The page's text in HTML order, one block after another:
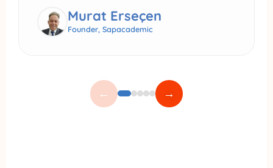
Murat Erseçen
Founder, Sapacademic
← →